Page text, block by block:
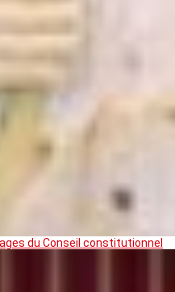
du Conseil constitutionnel